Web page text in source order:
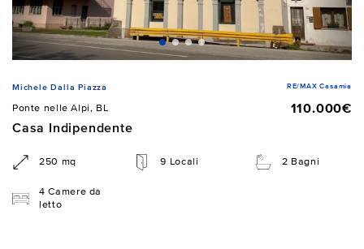
Michele Dalla Piazza RE/MAX Casamia
Ponte nelle Alpi, BL
110.000€
Casa Indipendente
250 mq 9 Locali 2 Bagni
4 Camere da
letto